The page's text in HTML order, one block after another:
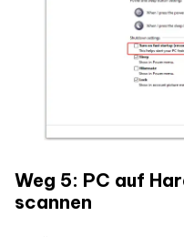
Weg 5: PC auf
scannen